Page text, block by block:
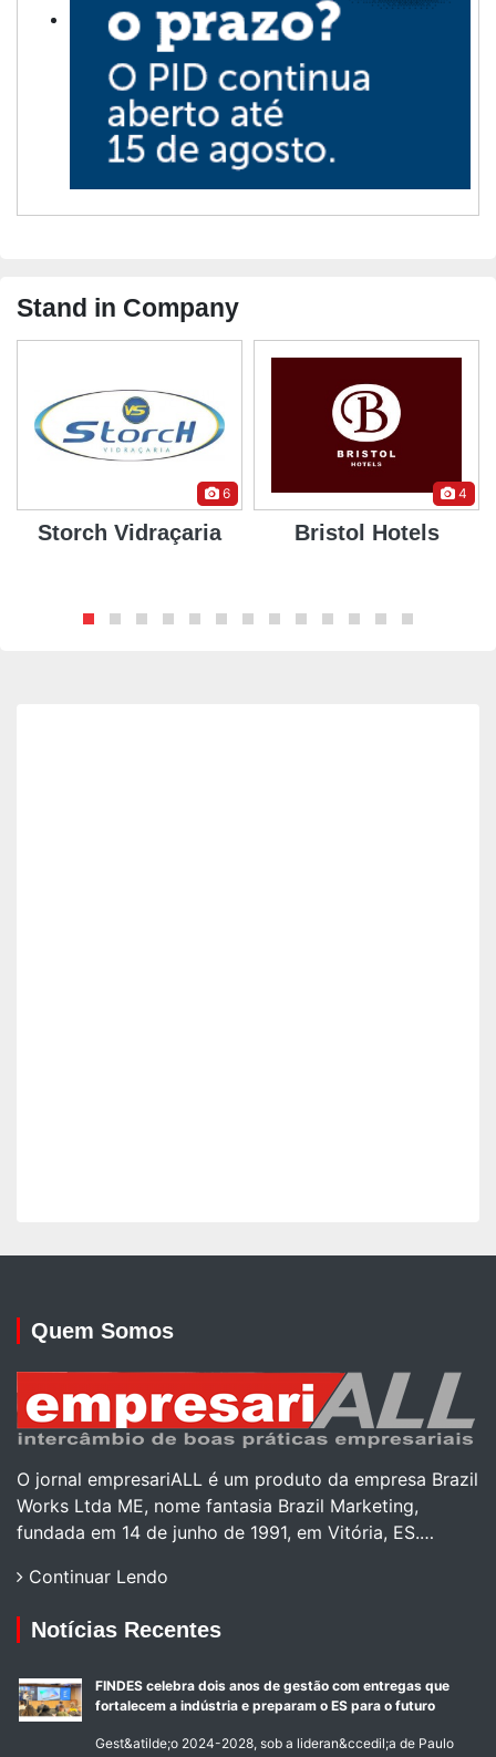
Stand in Company
6
Storch Vidraçaria
4
Bristol Hotels
Quem Somos
O jornal empresariALL é um produto da empresa Brazil
Works Ltda ME, nome fantasia Brazil Marketing,
fundada em 14 de junho de 1991, em Vitória, ES.…
Continuar Lendo
Notícias Recentes
FINDES celebra dois anos de gestão com entregas que
fortalecem a indústria e preparam o ES para o futuro
Gest&atilde;o 2024-2028, sob a lideran&ccedil;a de Paulo